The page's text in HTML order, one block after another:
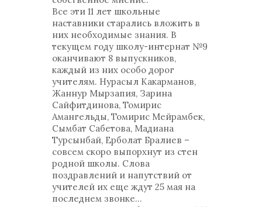
Все эти 11 лет школьные
наставники старались вложить в
них необходимые знания. В
текущем году школу-интернат №9
оканчивают 8 выпускников,
каждый из них особо дорог
учителям. Нурасыл Какарманов,
Жаннур Мырзапия, Зарина
Сайфитдинова, Томирис
Амангельды, Томирис Мейрамбек,
Сымбат Сабетова, Мадиана
Турсынбай, Ерболат Бралиев –
совсем скоро выпорхнут из стен
родной школы. Слова
поздравлений и напутствий от
учителей их еще ждут 25 мая на
последнем звонке…